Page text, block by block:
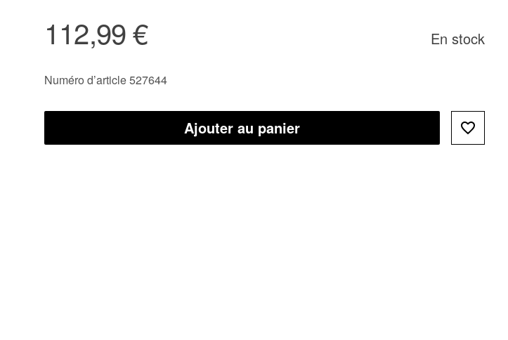
112,99 € En stock
Numéro d’article 527644
Ajouter au panier